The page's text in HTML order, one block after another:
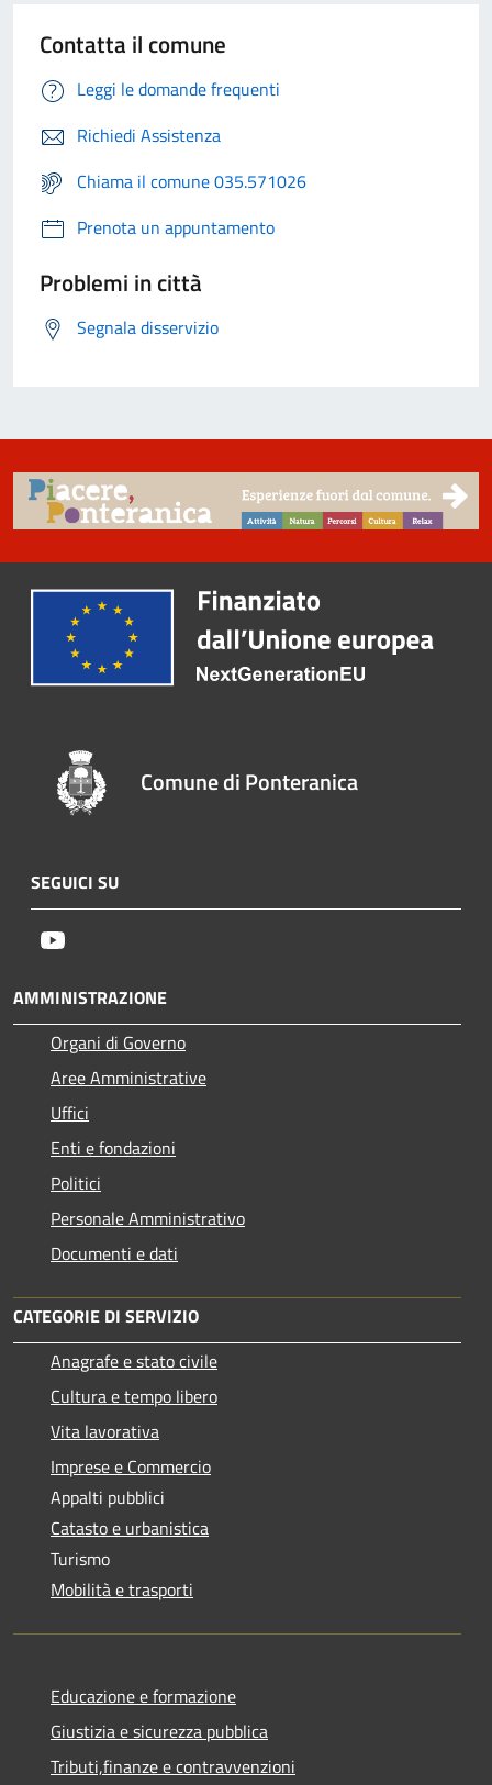
Contatta il comune
Leggi le domande frequenti
Richiedi Assistenza
Chiama il comune 035.571026
Prenota un appuntamento
Problemi in città
Segnala disservizio
Comune di Ponteranica
SEGUICI SU
AMMINISTRAZIONE
Organi di Governo
Aree Amministrative
Uffici
Enti e fondazioni
Politici
Personale Amministrativo
Documenti e dati
CATEGORIE DI SERVIZIO
Anagrafe e stato civile
Cultura e tempo libero
Vita lavorativa
Imprese e Commercio
Appalti pubblici
Catasto e urbanistica
Turismo
Mobilità e trasporti
Educazione e formazione
Giustizia e sicurezza pubblica
Tributi,finanze e contravvenzioni